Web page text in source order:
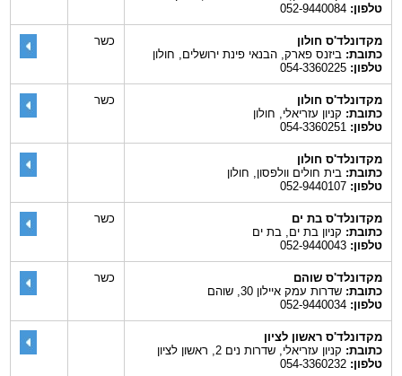
טלפון:052-9440084
מקדונלד'ס חולון
כתובת:ביזנס פארק, הבנאי פינת ירושלים, חולון
טלפון:054-3360225
כשר
מקדונלד'ס חולון
כתובת:קניון עזריאלי, חולון
טלפון:054-3360251
כשר
מקדונלד'ס חולון
כתובת:בית חולים וולפסון, חולון
טלפון:052-9440107
מקדונלד'ס בת ים
כתובת:קניון בת ים, בת ים
טלפון:052-9440043
כשר
מקדונלד'ס שוהם
כתובת:שדרות עמק איילון 30, שוהם
טלפון:052-9440034
כשר
מקדונלד'ס ראשון לציון
כתובת:קניון עזריאלי, שדרות נים 2, ראשון לציון
טלפון:054-3360232